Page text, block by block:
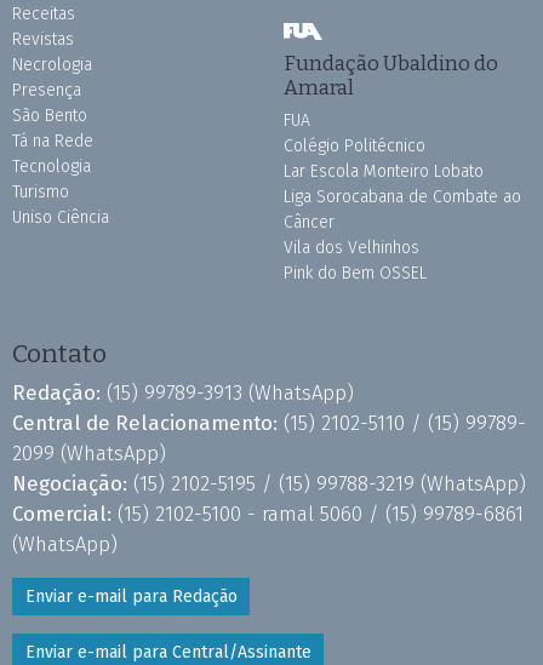
Receitas
Revistas
Necrologia
Presença
São Bento
Tá na Rede
Tecnologia
Turismo
Uniso Ciência
Fundação Ubaldino do
Amaral
FUA
Colégio Politécnico
Lar Escola Monteiro Lobato
Liga Sorocabana de Combate ao
Câncer
Vila dos Velhinhos
Pink do Bem OSSEL
Contato
Redação: (15) 99789-3913 (WhatsApp)
Central de Relacionamento: (15) 2102-5110 / (15) 99789-
2099 (WhatsApp)
Negociação: (15) 2102-5195 / (15) 99788-3219 (WhatsApp)
Comercial: (15) 2102-5100 - ramal 5060 / (15) 99789-6861
(WhatsApp)
Enviar e-mail para Redação
Enviar e-mail para Central/Assinante